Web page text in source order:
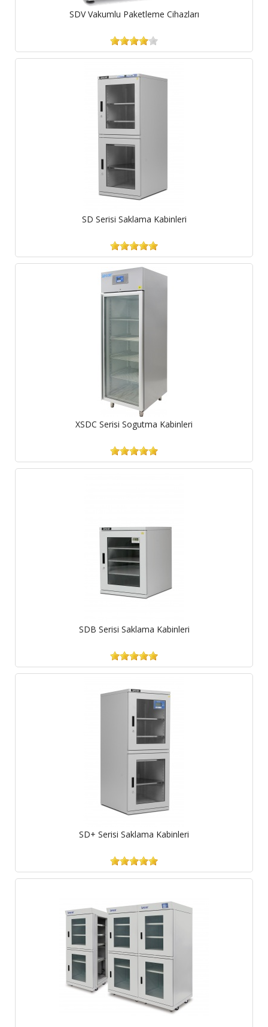
SDV Vakumlu Paketleme Cihazları
SD Serisi Saklama Kabinleri
XSDC Serisi Sogutma Kabinleri
SDB Serisi Saklama Kabinleri
SD+ Serisi Saklama Kabinleri